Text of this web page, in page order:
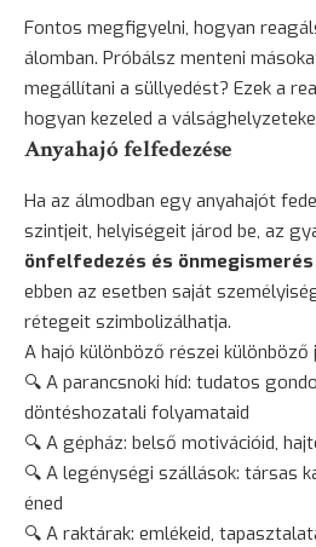
Fontos megfigyelni, hogyan
álomban. Próbálsz menteni
megállítani a süllyedést? Ezek a
hogyan kezeled a
Anyahajó felfedezése
Ha az álmodban egy anyahajót
szintjeit, helyiségeit járod be, az
önfelfedezés és önmegismerés
ebben az esetben saját
rétegeit szimbolizálhatja.
A hajó különböző részei
🔍 A parancsnoki híd: tudatos
döntéshozatali folyamataid
🔍 A gépház: belső motivációid,
🔍 A legénységi szállások: társas
éned
🔍 A raktárak: emlékeid,